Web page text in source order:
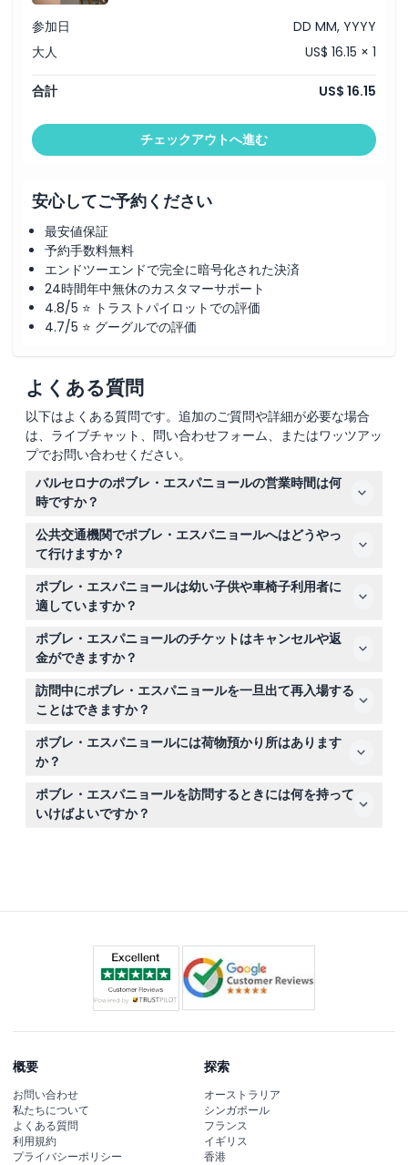
含まれるもの
子供／大人ポリシー
場所
行き方
キャンセルポリシー
参加日
DD MM, YYYY
大人
US$ 16.15 × 1
合計 US$ 16.15
チェックアウトへ進む
安心してご予約ください
最安値保証
予約手数料無料
エンドツーエンドで完全に暗号化された決済
24時間年中無休のカスタマーサポート
4.8/5 ⭐ トラストパイロットでの評価
4.7/5 ⭐ グーグルでの評価
よくある質問
以下はよくある質問です。追加のご質問や詳細が必要な場合
は、ライブチャット、問い合わせフォーム、またはワッツアッ
プでお問い合わせください。
バルセロナのポブレ・エスパニョールの営業時間は何
時ですか？
ポブレ・エスパニョールは月曜日は午前10時から午後8時
まで、火曜日から日曜日は午前10時から深夜12時まで営業
しています（変更される場合がありますので、予約時にご
確認ください）。
公共交通機関でポブレ・エスパニョールへはどうやっ
て行けますか？
メトロのエスパーニャ駅（L1線およびL3線）、バス13、
23、150番、またはホップオン・ホップオフ・バルセロナ
バスでポブレ・エスパニョールへ行くことができます。オ
ンラインでチケットを予約するときにすべての行き方や交
通手段を簡単に確認できます。
ポブレ・エスパニョールは幼い子供や車椅子利用者に
適していますか？
はい！0歳から3歳の子供は無料で入場でき、0歳から12歳
の子供は有料の大人の同伴が必要です。車椅子利用者は無
料で入場できるため、誰でも訪問しやすくなっています。
ポブレ・エスパニョールのチケットはキャンセルや返
金ができますか？
ポブレ・エスパニョールのチケットは返金不可でキャンセ
ルもできませんので、予約前に予定をよくご確認くださ
い。
訪問中にポブレ・エスパニョールを一旦出て再入場する
ことはできますか？
一度会場を出ると再入場はできませんので、一回の訪問で
見たいところをすべて計画してください。
ポブレ・エスパニョールには荷物預かり所はあります
か？
はい、会場内に荷物預かり所があります。料金やサポート
については現地スタッフにお尋ねください。
ポブレ・エスパニョールを訪問するときには何を持って
いけばよいですか？
概要
お問い合わせ
私たちについて
よくある質問
利用規約
プライバシーポリシー
探索
オーストラリア
シンガポール
フランス
イギリス
香港